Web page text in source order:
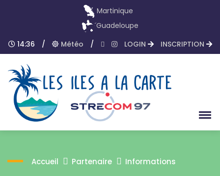
Martinique
Guadeloupe
14:36
/ Météo / LOGIN INSCRIPTION
Accueil Partenaire Informations